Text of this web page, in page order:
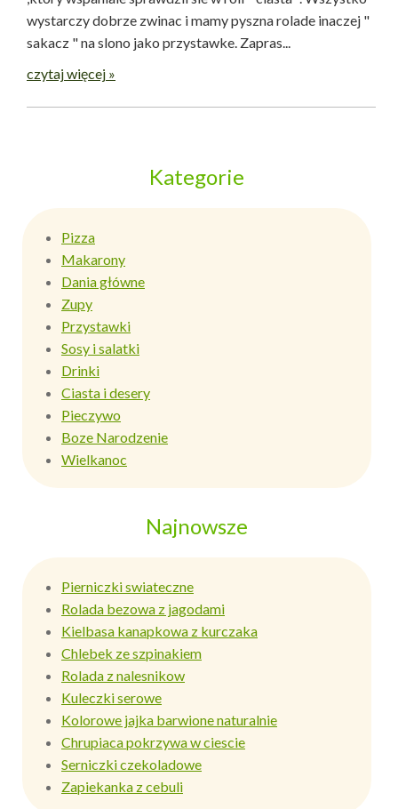
wystarczy dobrze zwinac i mamy pyszna rolade inaczej "
sakacz " na slono jako przystawke. Zapras...
czytaj więcej »
Kategorie
Pizza
Makarony
Dania główne
Zupy
Przystawki
Sosy i salatki
Drinki
Ciasta i desery
Pieczywo
Boze Narodzenie
Wielkanoc
Najnowsze
Pierniczki swiateczne
Rolada bezowa z jagodami
Kielbasa kanapkowa z kurczaka
Chlebek ze szpinakiem
Rolada z nalesnikow
Kuleczki serowe
Kolorowe jajka barwione naturalnie
Chrupiaca pokrzywa w ciescie
Serniczki czekoladowe
Zapiekanka z cebuli